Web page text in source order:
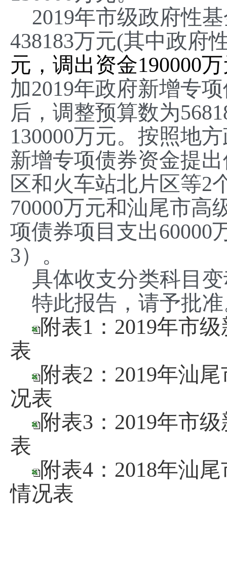
2019年市级政府性
438183万元(其中政府
元，调出资金190000
加2019年政府新增专
后，调整预算数为
130000万元。按照地
新增专项债券资金提
区和火车站北片区等2
70000万元和汕尾市高
项债券项目支出60000
3）。
具体收支分类科目
特此报告，请予批
附表1：2019年市
表
附表2：2019年汕
况表
附表3：2019年市
表
附表4：2018年汕
情况表